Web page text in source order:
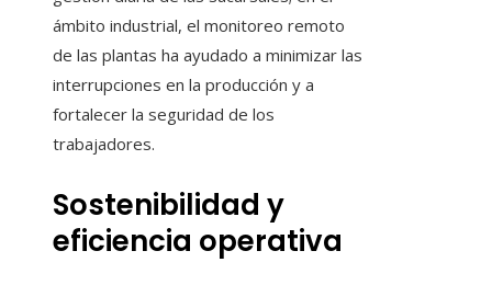
ámbito industrial, el monitoreo remoto
de las plantas ha ayudado a minimizar las
interrupciones en la producción y a
fortalecer la seguridad de los
trabajadores.
Sostenibilidad y
eficiencia operativa